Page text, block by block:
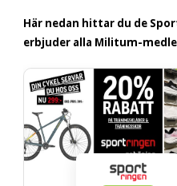
Här nedan hittar du de
erbjuder alla Militum-